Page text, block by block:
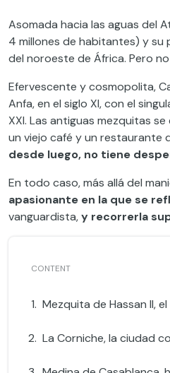
Asomada hacia las aguas del
4 millones de habitantes) y su
del noroeste de África. Pero
Efervescente y cosmopolita,
Anfa, en el siglo XI, con el
XXI. Las antiguas mezquitas
un viejo café y un restaurante
desde luego, no tiene
En todo caso, más allá del
apasionante en la que se
vanguardista,y recorrerla
Mezquita de Hassan II,
La Corniche, la ciudad